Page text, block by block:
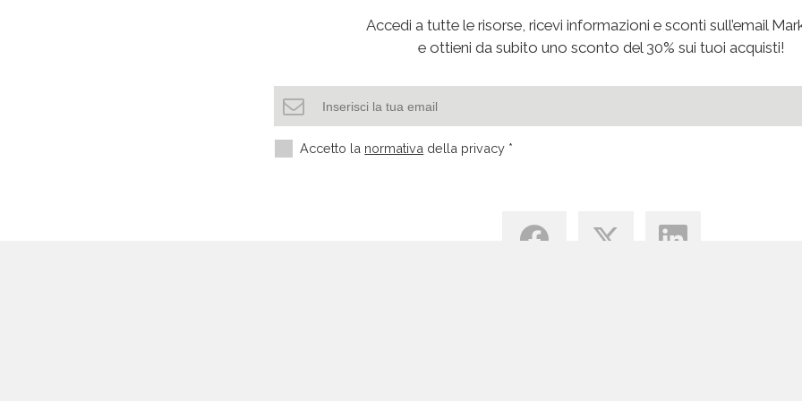
Accedi a tutte le risorse, ricevi informazioni e sconti sull’email
e ottieni da subito uno sconto del 30% sui tuoi acquisti!
Accetto la normativa della privacy *